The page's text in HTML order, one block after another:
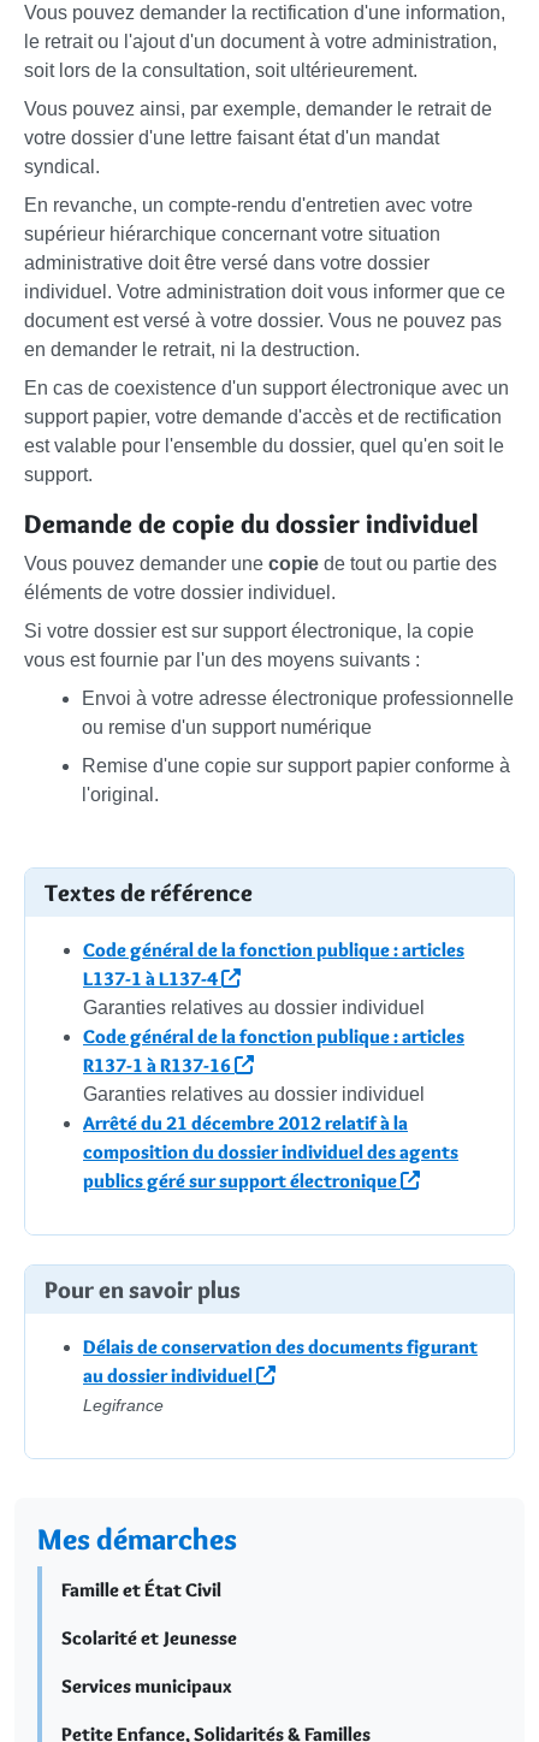
Vous pouvez demander la rectification d'une information,
le retrait ou l'ajout d'un document à votre administration,
soit lors de la consultation, soit ultérieurement.
Vous pouvez ainsi, par exemple, demander le retrait de
votre dossier d'une lettre faisant état d'un mandat
syndical.
En revanche, un compte-rendu d'entretien avec votre
supérieur hiérarchique concernant votre situation
administrative doit être versé dans votre dossier
individuel. Votre administration doit vous informer que ce
document est versé à votre dossier. Vous ne pouvez pas
en demander le retrait, ni la destruction.
En cas de coexistence d'un support électronique avec un
support papier, votre demande d'accès et de rectification
est valable pour l'ensemble du dossier, quel qu'en soit le
support.
Demande de copie du dossier individuel
Vous pouvez demander une copie de tout ou partie des
éléments de votre dossier individuel.
Si votre dossier est sur support électronique, la copie
vous est fournie par l'un des moyens suivants :
Envoi à votre adresse électronique professionnelle
ou remise d'un support numérique
Remise d'une copie sur support papier conforme à
l'original.
Textes de référence
Code général de la fonction publique : articles
L137-1 à L137-4
Garanties relatives au dossier individuel
Code général de la fonction publique : articles
R137-1 à R137-16
Garanties relatives au dossier individuel
Arrêté du 21 décembre 2012 relatif à la
composition du dossier individuel des agents
publics géré sur support électronique
Pour en savoir plus
Délais de conservation des documents figurant
au dossier individuel
Legifrance
Mes démarches
Famille et État Civil
Scolarité et Jeunesse
Services municipaux
Petite Enfance, Solidarités & Familles